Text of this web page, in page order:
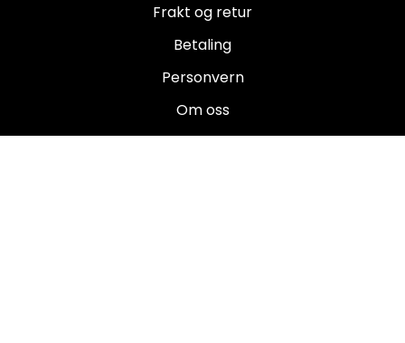
Frakt og retur
Betaling
Personvern
Om oss
Salgsbetingelser